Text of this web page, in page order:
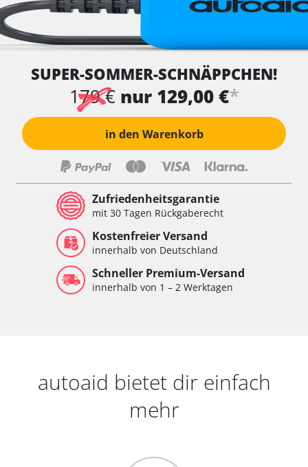
SUPER-SOMMER-SCHNÄPPCHEN!
179 € nur 129,00 €*
in den Warenkorb
Zufriedenheitsgarantie
mit 30 Tagen Rückgaberecht
Kostenfreier Versand
innerhalb von Deutschland
Schneller Premium-Versand
innerhalb von 1 – 2 Werktagen
autoaid bietet dir einfach
mehr